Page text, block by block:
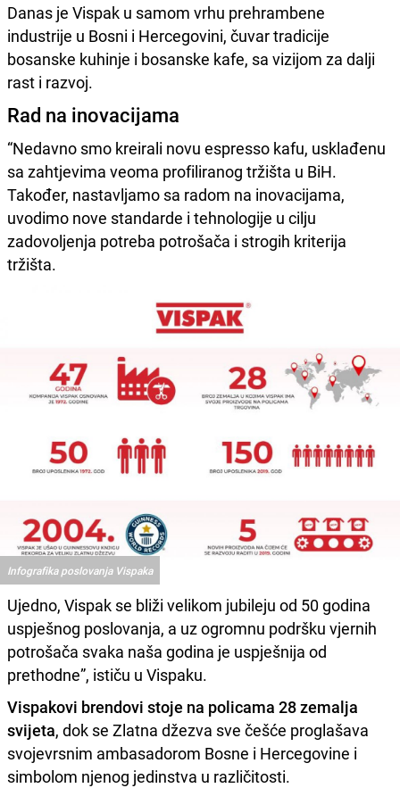
Danas je Vispak u samom vrhu prehrambene
industrije u Bosni i Hercegovini, čuvar tradicije
bosanske kuhinje i bosanske kafe, sa vizijom za dalji
rast i razvoj.
Rad na inovacijama
“Nedavno smo kreirali novu espresso kafu, usklađenu
sa zahtjevima veoma profiliranog tržišta u BiH.
Također, nastavljamo sa radom na inovacijama,
uvodimo nove standarde i tehnologije u cilju
zadovoljenja potreba potrošača i strogih kriterija
tržišta.
Infografika poslovanja Vispaka
Ujedno, Vispak se bliži velikom jubileju od 50 godina
uspješnog poslovanja, a uz ogromnu podršku vjernih
potrošača svaka naša godina je uspješnija od
prethodne”, ističu u Vispaku.
Vispakovi brendovi stoje na policama 28 zemalja
svijeta, dok se Zlatna džezva sve češće proglašava
svojevrsnim ambasadorom Bosne i Hercegovine i
simbolom njenog jedinstva u različitosti.